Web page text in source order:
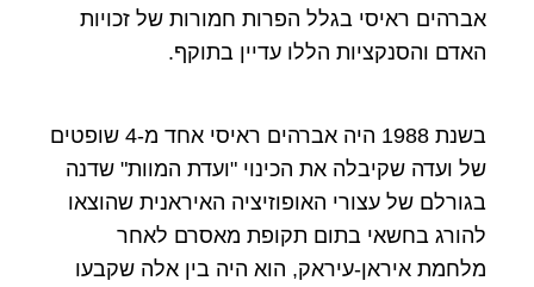
אברהים ראיסי בגלל הפרות חמורות של זכויות
האדם והסנקציות הללו עדיין בתוקף.
בשנת 1988 היה אברהים ראיסי אחד מ-4 שופטים
של ועדה שקיבלה את הכינוי "ועדת המוות" שדנה
בגורלם של עצורי האופוזיציה האיראנית שהוצאו
להורג בחשאי בתום תקופת מאסרם לאחר
מלחמת איראן-עיראק, הוא היה בין אלה שקבעו